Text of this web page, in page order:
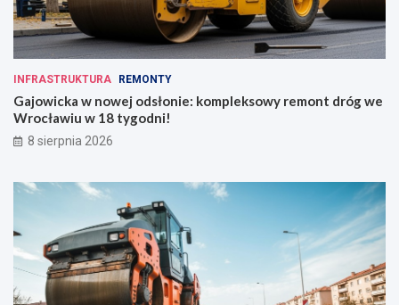
INFRASTRUKTURA REMONTY
Gajowicka w nowej odsłonie: kompleksowy remont dróg we
Wrocławiu w 18 tygodni!
8 sierpnia 2026